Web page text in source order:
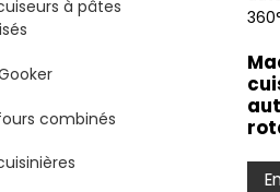
à pâtes
combinés